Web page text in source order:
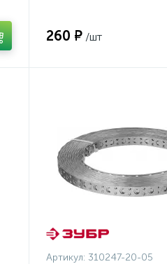
260 ₽ /шт
Артикул: 310247-20-05